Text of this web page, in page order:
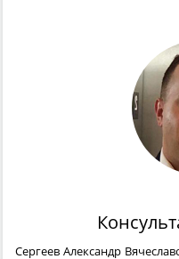
Сергеев Александр